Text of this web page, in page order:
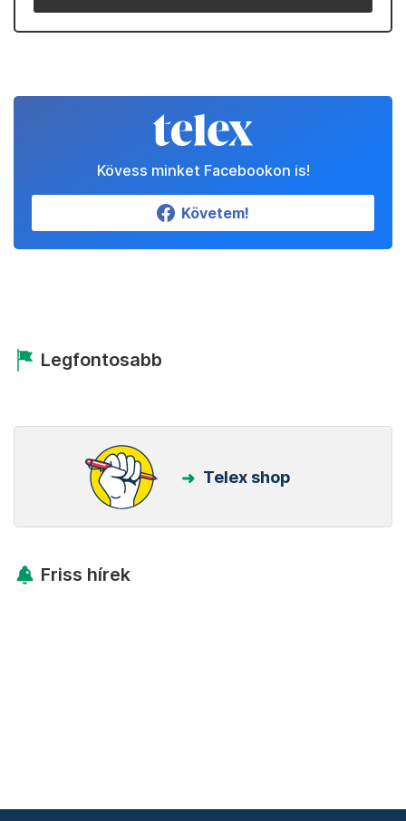
Kövess minket Facebookon is!
Követem!
Legfontosabb
Telex shop
Friss hírek